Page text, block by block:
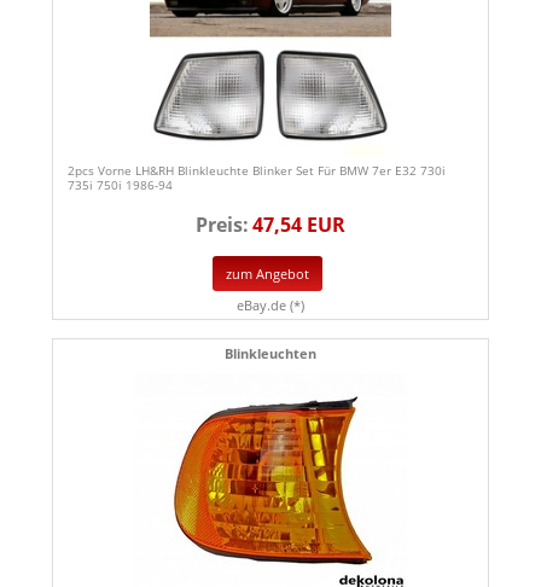
2pcs Vorne LH&RH Blinkleuchte Blinker Set Für BMW 7er E32 730i
735i 750i 1986-94
Preis:47,54 EUR
zum Angebot
eBay.de (*)
Blinkleuchten